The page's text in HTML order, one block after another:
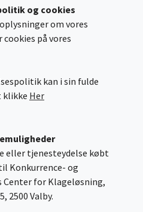
og cookies
om vores
cookies på vores
kan i sin fulde
klikke Her
eller tjenesteydelse købt
Konkurrence- og
Center for Klageløsning,
2500 Valby.